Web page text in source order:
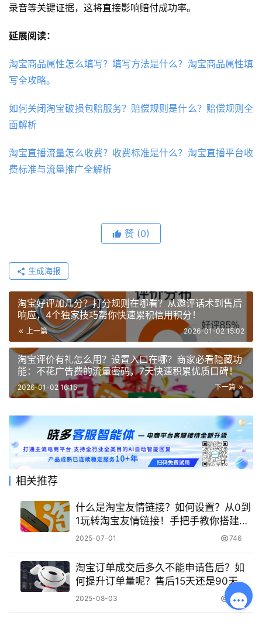
录音等关键证据，这将直接影响赔付成功率。
延展阅读：
淘宝商品属性怎么填写？填写方法是什么？淘宝商品属性填
写全攻略。
如何关闭淘宝破损包赔服务？赔偿规则是什么？赔偿规则全
面解析
淘宝直播流量怎么收费？收费标准是什么？淘宝直播平台收
费标准与流量推广全解析
赞 (0)
生成海报
淘宝好评加几分？打分规则在哪看？从邀评话术到售后
响应，4个独家技巧帮你快速累积信用积分！
上一篇 2026-01-02 15:02
淘宝评价有礼怎么用？设置入口在哪？商家必看隐藏功
能：不花广告费的流量密码，7天快速积累优质口碑！
下一篇
2026-01-02 16:15
相关推荐
什么是淘宝友情链接？如何设置？从0到
1玩转淘宝友情链接！手把手教你搭建高
转化流量联盟！
2025-07-01 746
淘宝订单成交后多久不能申请售后？如
何提升订单量呢？售后15天还是90天？
淘宝维权时效全解析！订单暴涨5大秘籍
2025-08-03 959